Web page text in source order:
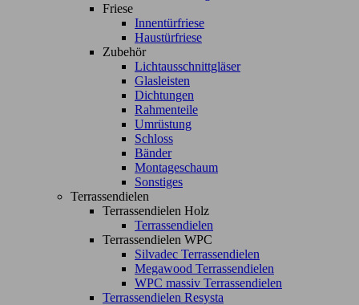
Friese
Innentürfriese
Haustürfriese
Zubehör
Lichtausschnittgläser
Glasleisten
Dichtungen
Rahmenteile
Umrüstung
Schloss
Bänder
Montageschaum
Sonstiges
Terrassendielen
Terrassendielen Holz
Terrassendielen
Terrassendielen WPC
Silvadec Terrassendielen
Megawood Terrassendielen
WPC massiv Terrassendielen
Terrassendielen Resysta